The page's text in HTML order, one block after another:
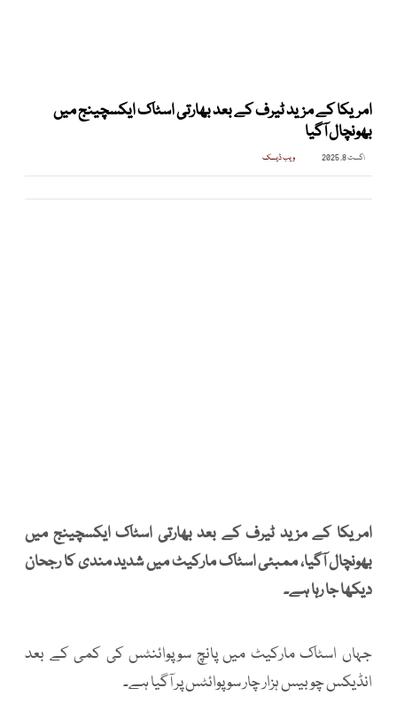
امریکا کے مزید ٹیرف کے بعد بھارتی اسٹاک ایکسچینج میں
بھونچال آگیا
اگست 8, 2025 ویب ڈیسک
امریکا کے مزید ٹیرف کے بعد بھارتی اسٹاک ایکسچینج میں
بھونچال آگیا، ممبئی اسٹاک مارکیٹ میں شدید مندی کا رجحان
دیکھا جا رہا ہے۔
جہاں اسٹاک مارکیٹ میں پانچ سوپوائنٹس کی کمی کے بعد
انڈیکس چوبیس ہزار چار سو پوائٹس پر آگیا ہے۔